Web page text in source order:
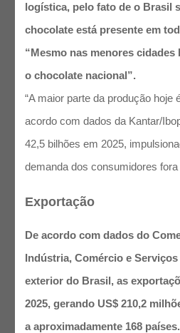
logística, pelo fato de o Brasil
chocolate está presente em
“Mesmo nas menores
o chocolate nacional”.
“A maior parte da produção hoje
acordo com dados da Kantar/
42,5 bilhões em 2025,
demanda dos consumidores
Exportação
De acordo com dados do
Indústria, Comércio e
exterior do Brasil, as
2025, gerando US$ 210,2
a aproximadamente 168